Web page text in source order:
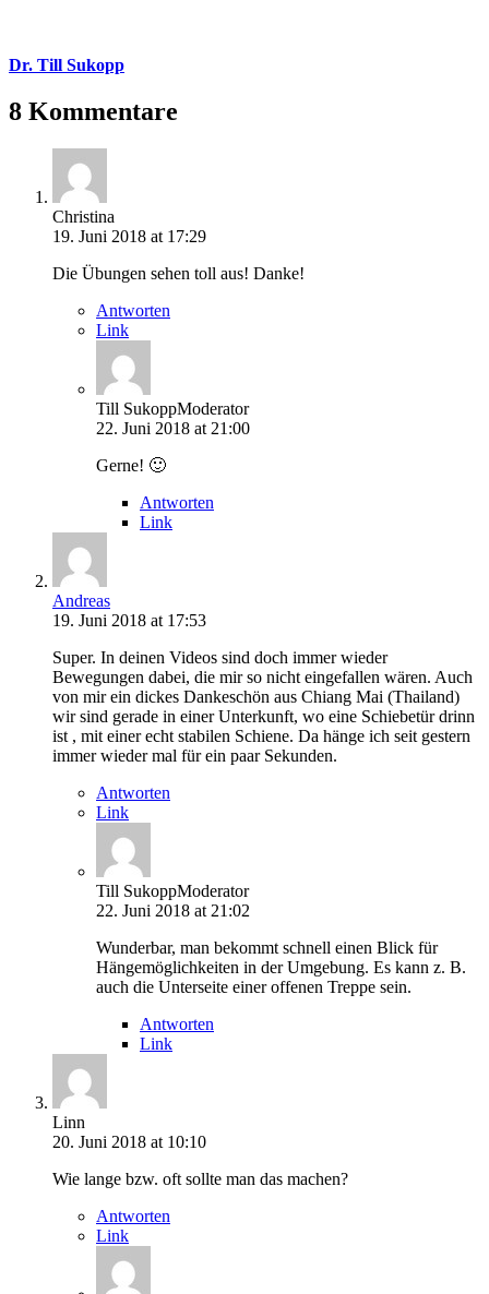
Dr. Till Sukopp
8 Kommentare
Christina
19. Juni 2018 at 17:29
Die Übungen sehen toll aus! Danke!
Antworten
Link
Till SukoppModerator
22. Juni 2018 at 21:00
Gerne! 🙂
Antworten
Link
Andreas
19. Juni 2018 at 17:53
Super. In deinen Videos sind doch immer wieder
Bewegungen dabei, die mir so nicht eingefallen wären. Auch
von mir ein dickes Dankeschön aus Chiang Mai (Thailand)
wir sind gerade in einer Unterkunft, wo eine Schiebetür drinn
ist , mit einer echt stabilen Schiene. Da hänge ich seit gestern
immer wieder mal für ein paar Sekunden.
Antworten
Link
Till SukoppModerator
22. Juni 2018 at 21:02
Wunderbar, man bekommt schnell einen Blick für
Hängemöglichkeiten in der Umgebung. Es kann z. B.
auch die Unterseite einer offenen Treppe sein.
Antworten
Link
Linn
20. Juni 2018 at 10:10
Wie lange bzw. oft sollte man das machen?
Antworten
Link